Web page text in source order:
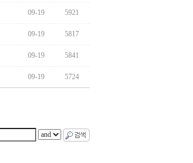
09-19 5921
09-19 5817
09-19 5841
09-19 5724